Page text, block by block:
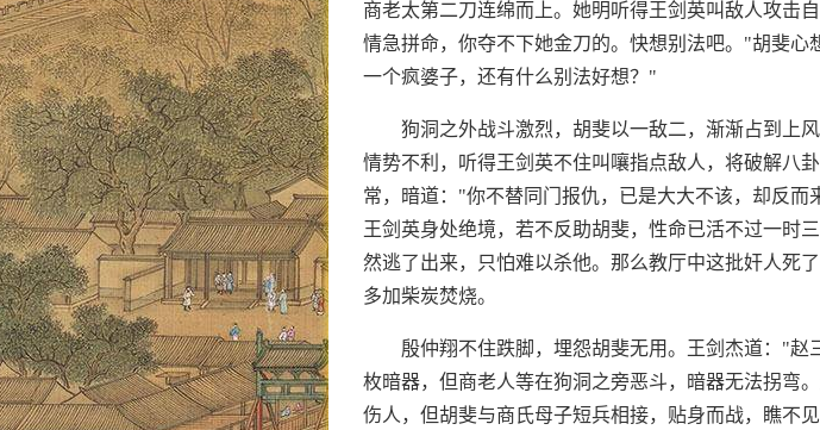
商老太第二刀连绵而上。她明听得王剑英叫敌人攻击
情急拼命，你夺不下她金刀的。快想别法吧。"胡斐
一个疯婆子，还有什么别法好想？"
狗洞之外战斗激烈，胡斐以一敌二，渐渐占到上
情势不利，听得王剑英不住叫嚷指点敌人，将破解八
常，暗道："你不替同门报仇，已是大大不该，却反
王剑英身处绝境，若不反助胡斐，性命已活不过一时
然逃了出来，只怕难以杀他。那么教厅中这批奸人死
多加柴炭焚烧。
殷仲翔不住跌脚，埋怨胡斐无用。王剑杰道："
枚暗器，但商老人等在狗洞之旁恶斗，暗器无法拐弯
伤人，但胡斐与商氏母子短兵相接，贴身而战，瞧不